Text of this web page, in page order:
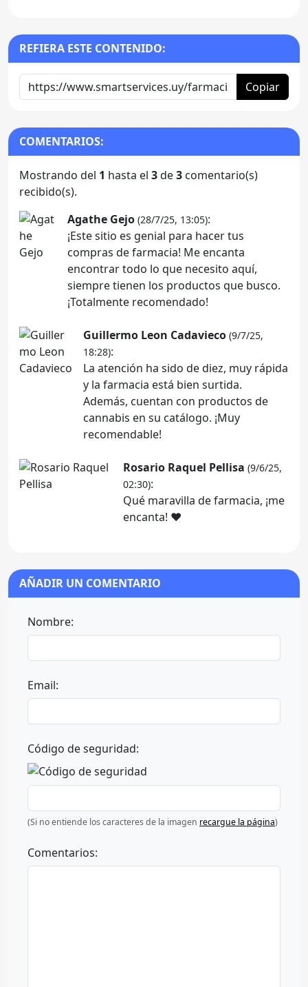
REFIERA ESTE CONTENIDO:
Copiar
COMENTARIOS:
Mostrando del 1 hasta el 3de3 comentario(s)
recibido(s).
Agathe Gejo (28/7/25, 13:05):
¡Este sitio es genial para hacer tus
compras de farmacia! Me encanta
encontrar todo lo que necesito aquí,
siempre tienen los productos que busco.
¡Totalmente recomendado!
Guillermo Leon Cadavieco (9/7/25,
18:28):
La atención ha sido de diez, muy rápida
y la farmacia está bien surtida.
Además, cuentan con productos de
cannabis en su catálogo. ¡Muy
recomendable!
Rosario Raquel Pellisa (9/6/25,
02:30):
Qué maravilla de farmacia, ¡me
encanta! ❤️
AÑADIR UN COMENTARIO
Nombre:
Email:
Código de seguridad:
(Si no entiende los caracteres de la imagen recargue la página)
Comentarios: